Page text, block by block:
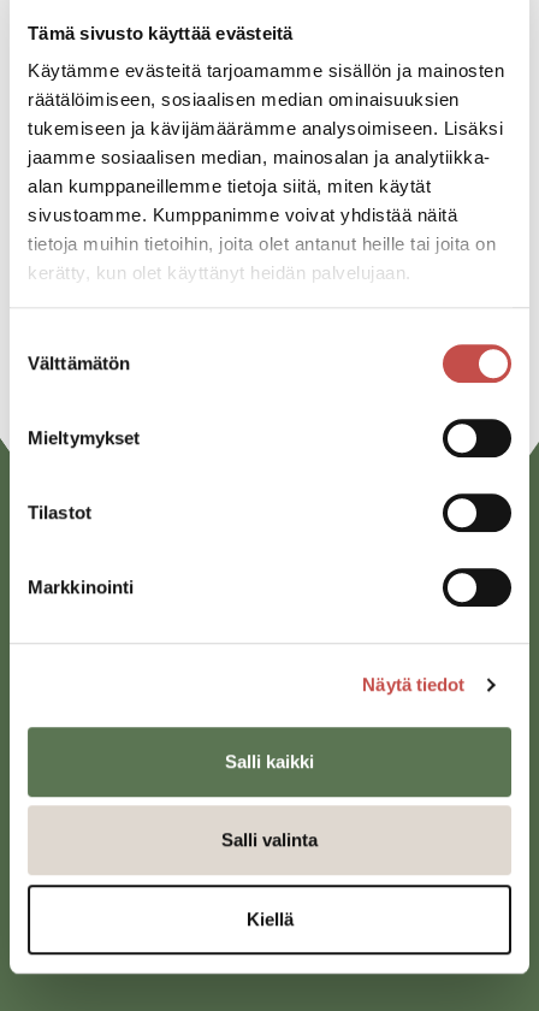
Tämä sivusto käyttää evästeitä
Käytämme evästeitä tarjoamamme sisällön ja mainosten
räätälöimiseen, sosiaalisen median ominaisuuksien
tukemiseen ja kävijämäärämme analysoimiseen. Lisäksi
jaamme sosiaalisen median, mainosalan ja analytiikka-
alan kumppaneillemme tietoja siitä, miten käytät
sivustoamme. Kumppanimme voivat yhdistää näitä
tietoja muihin tietoihin, joita olet antanut heille tai joita on
kerätty, kun olet käyttänyt heidän palvelujaan.
valinta
Välttämätön
Mieltymykset
Tilastot
Markkinointi
Näytä tiedot
Salli kaikki
Salli valinta
Kiellä
Katso kaikki tapahtumat
Jaa tapahtuma:
Facebook
Linkedin
Sivulantie 11, PL 13
kirjaamo@saarijarvi.fi